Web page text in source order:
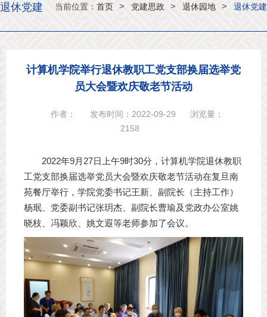
当前位置： 首页 > 党建思政 > 退休园地 > 退休党建
退休党建
计算机学院举行退休教职工党支部换届选举党
员大会暨欢庆敬老节活动
作者： 发布时间：2022-09-29
浏览量：
2158
2022年9月27日上午9时30分，计算机学院退休教职
工党支部换届选举党员大会暨欢庆敬老节活动在复旦南
苑餐厅举行，学院党委书记王新、副院长（主持工作）
杨珉、党委副书记张玥杰、副院长曹瑜及党政办公室姚
晓枝、冯颖欣、姚文遐等老师参加了会议。